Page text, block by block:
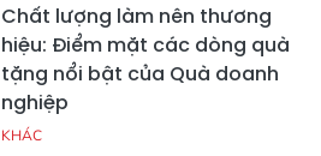
Chất lượng làm nên thương
hiệu: Điểm mặt các dòng quà
tặng nổi bật của Quà doanh
nghiệp
KHÁC